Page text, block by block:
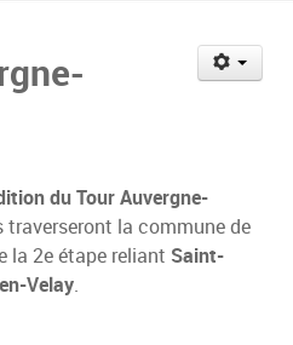
du Tour Auvergne-
traverseront la commune de
la 2e étape reliant Saint-
Velay.